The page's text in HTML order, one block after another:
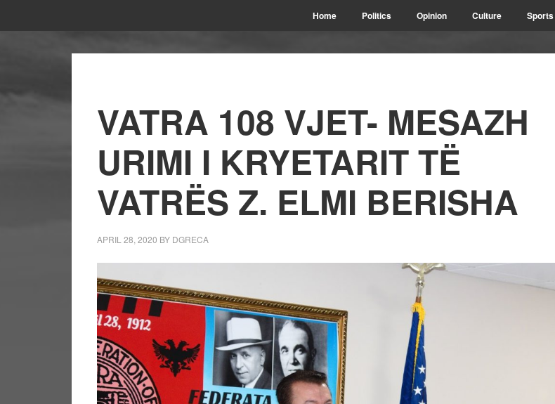
Home Politics Opinion Culture Sports
VATRA 108 VJET- MESAZH
URIMI I KRYETARIT TË
VATRËS Z. ELMI BERISHA
APRIL 28, 2020 BY DGRECA